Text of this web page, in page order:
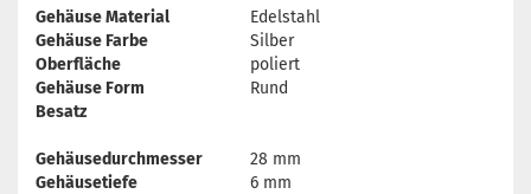
Gehäuse Material
Edelstahl
Gehäuse Farbe
Silber
Oberfläche
poliert
Gehäuse Form
Rund
Besatz
Gehäusedurchmesser
28 mm
Gehäusetiefe
6 mm